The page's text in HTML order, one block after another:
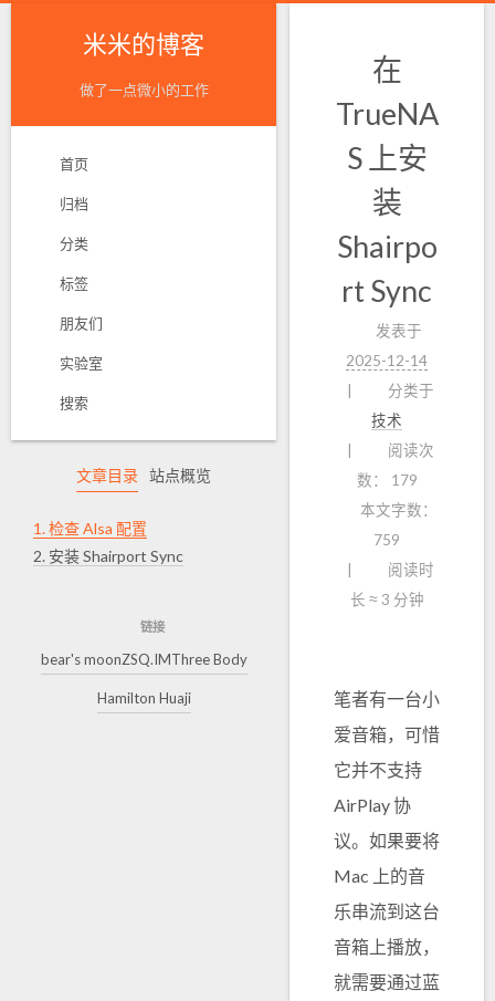
米米的博客
做了一点微小的工作
首页
归档
分类
标签
朋友们
实验室
搜索
文章目录 站点概览
1.检查 Alsa 配置
2. 安装 Shairport Sync
链接
bear's moonZSQ.IMThree Body
Hamilton Huaji
在
TrueNA
S 上安
装
Shairpo
rt Sync
发表于
2025-12-14
分类于
技术
阅读次
数：
179
本文字数：
759
阅读时
长 ≈ 3 分钟
笔者有一台小
爱音箱，可惜
它并不支持
AirPlay 协
议。如果要将
Mac 上的音
乐串流到这台
音箱上播放，
就需要通过蓝